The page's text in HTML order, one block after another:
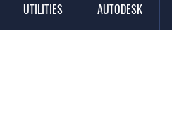
UTILITIES AUTODESK